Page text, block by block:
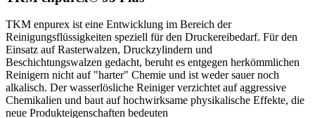
TKM enpurex ist eine Entwicklung im Bereich der
Reinigungsflüssigkeiten speziell für den Druckereibedarf. Für den
Einsatz auf Rasterwalzen, Druckzylindern und
Beschichtungswalzen gedacht, beruht es entgegen herkömmlichen
Reinigern nicht auf "harter" Chemie und ist weder sauer noch
alkalisch. Der wasserlösliche Reiniger verzichtet auf aggressive
Chemikalien und baut auf hochwirksame physikalische Effekte, die
neue Produkteigenschaften bedeuten